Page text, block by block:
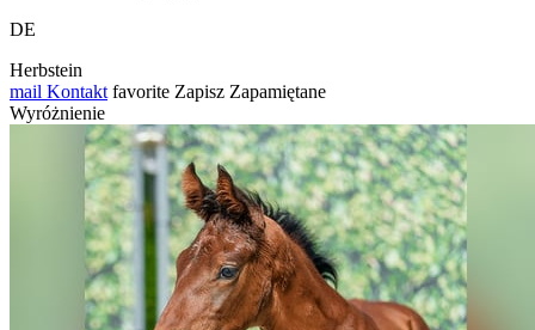
DE
Herbstein
mail Kontakt favorite Zapisz Zapamiętane
Wyróżnienie